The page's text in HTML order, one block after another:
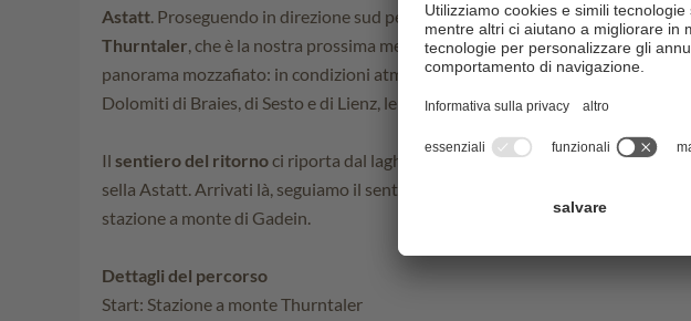
Astatt. Proseguendo in direzione sud per circa 1 km, si trova illaghetto
Thurntaler, che è la nostra prossima meta. Sulla via per il lago ci circonda un
panorama mozzafiato: in condizioni atmosferiche limpide possiamo vedere le
Dolomiti di Braies, di Sesto e di Lienz, le Alpi Carniche e i Monti del Villgraten.
Il sentiero del ritornoci riporta dal laghetto Thurntaler un po' in salita fino alla
sella Astatt. Arrivati là, seguiamo il sentiero n° 10B, che scende nuovamente alla
stazione a monte di Gadein.
Dettagli del percorso
Start: Stazione a monte Thurntaler